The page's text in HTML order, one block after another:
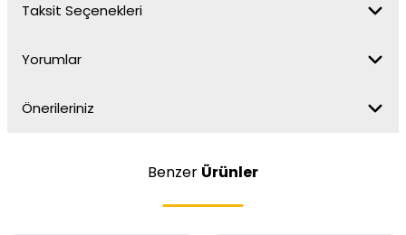
Taksit Seçenekleri
Yorumlar
Önerileriniz
Benzer Ürünler